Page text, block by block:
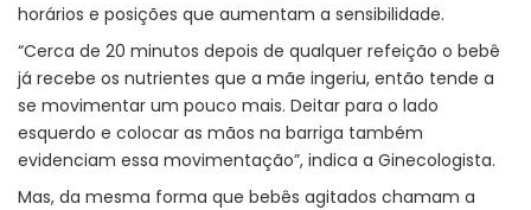
horários e posições que aumentam a sensibilidade.
“Cerca de 20 minutos depois de qualquer refeição o bebê
já recebe os nutrientes que a mãe ingeriu, então tende a
se movimentar um pouco mais. Deitar para o lado
esquerdo e colocar as mãos na barriga também
evidenciam essa movimentação”, indica a Ginecologista.
Mas, da mesma forma que bebês agitados chamam a